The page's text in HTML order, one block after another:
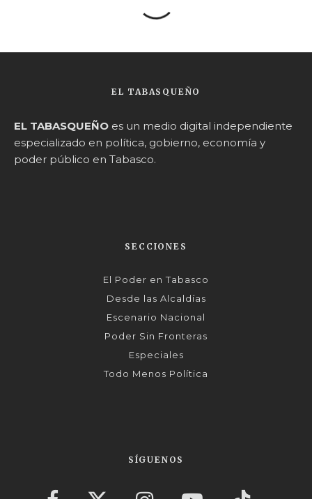
EL TABASQUEÑO
EL TABASQUEÑO es un medio digital independiente
especializado en política, gobierno, economía y
poder público en Tabasco.
SECCIONES
El Poder en Tabasco
Desde las Alcaldías
Escenario Nacional
Poder Sin Fronteras
Especiales
Todo Menos Política
SÍGUENOS